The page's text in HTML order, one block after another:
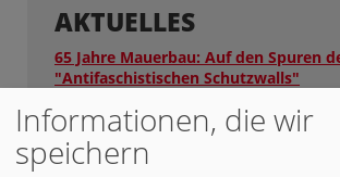
AKTUELLES
65 Jahre Mauerbau: Auf den Spuren
"Antifaschistischen Schutzwalls"
Baufortschritt durch weniger
Informationen, die wir
speichern